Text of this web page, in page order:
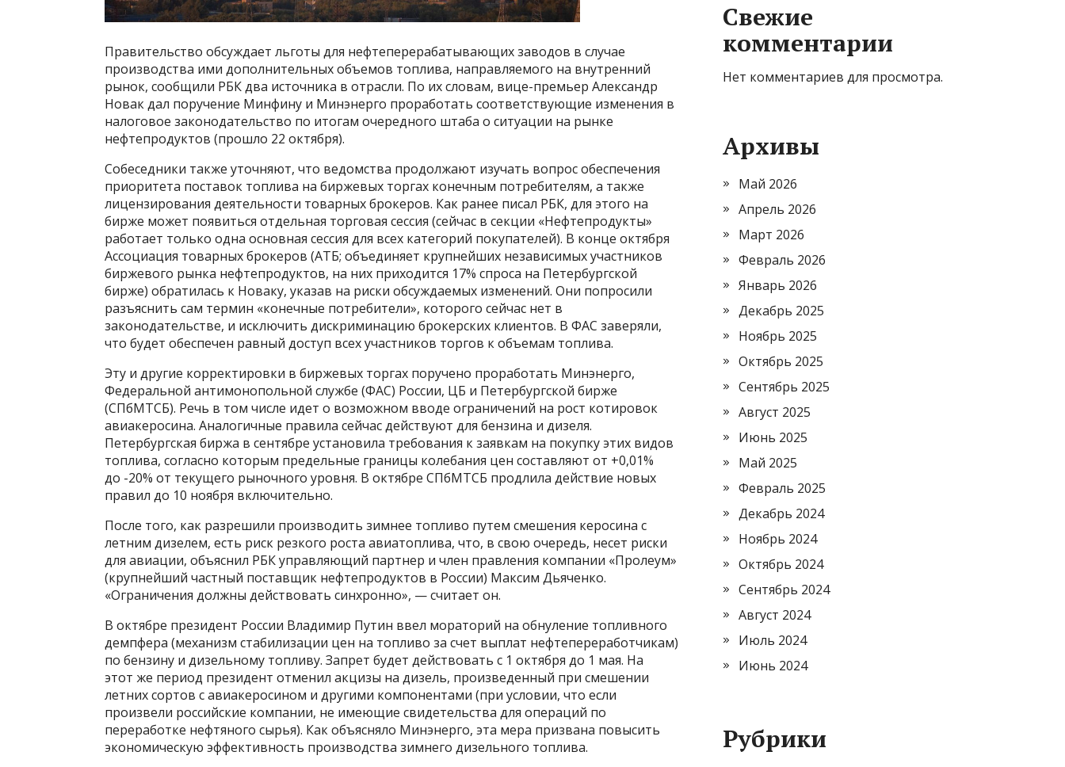
Правительство обсуждает льготы для нефтеперерабатывающих заводов в случае
производства ими дополнительных объемов топлива, направляемого на внутренний
рынок, сообщили РБК два источника в отрасли. По их словам, вице-премьер Александр
Новак дал поручение Минфину и Минэнерго проработать соответствующие изменения в
налоговое законодательство по итогам очередного штаба о ситуации на рынке
нефтепродуктов (прошло 22 октября).
Собеседники также уточняют, что ведомства продолжают изучать вопрос обеспечения
приоритета поставок топлива на биржевых торгах конечным потребителям, а также
лицензирования деятельности товарных брокеров. Как ранее писал РБК, для этого на
бирже может появиться отдельная торговая сессия (сейчас в секции «Нефтепродукты»
работает только одна основная сессия для всех категорий покупателей). В конце октября
Ассоциация товарных брокеров (АТБ; объединяет крупнейших независимых участников
биржевого рынка нефтепродуктов, на них приходится 17% спроса на Петербургской
бирже) обратилась к Новаку, указав на риски обсуждаемых изменений. Они попросили
разъяснить сам термин «конечные потребители», которого сейчас нет в
законодательстве, и исключить дискриминацию брокерских клиентов. В ФАС заверяли,
что будет обеспечен равный доступ всех участников торгов к объемам топлива.
Эту и другие корректировки в биржевых торгах поручено проработать Минэнерго,
Федеральной антимонопольной службе (ФАС) России, ЦБ и Петербургской бирже
(СПбМТСБ). Речь в том числе идет о возможном вводе ограничений на рост котировок
авиакеросина. Аналогичные правила сейчас действуют для бензина и дизеля.
Петербургская биржа в сентябре установила требования к заявкам на покупку этих видов
топлива, согласно которым предельные границы колебания цен составляют от +0,01%
до -20% от текущего рыночного уровня. В октябре СПбМТСБ продлила действие новых
правил до 10 ноября включительно.
После того, как разрешили производить зимнее топливо путем смешения керосина с
летним дизелем, есть риск резкого роста авиатоплива, что, в свою очередь, несет риски
для авиации, объяснил РБК управляющий партнер и член правления компании «Пролеум»
(крупнейший частный поставщик нефтепродуктов в России) Максим Дьяченко.
«Ограничения должны действовать синхронно», — считает он.
В октябре президент России Владимир Путин ввел мораторий на обнуление топливного
демпфера (механизм стабилизации цен на топливо за счет выплат нефтепереработчикам)
по бензину и дизельному топливу. Запрет будет действовать с 1 октября до 1 мая. На
этот же период президент отменил акцизы на дизель, произведенный при смешении
летних сортов с авиакеросином и другими компонентами (при условии, что если
произвели российские компании, не имеющие свидетельства для операций по
переработке нефтяного сырья). Как объясняло Минэнерго, эта мера призвана повысить
экономическую эффективность производства зимнего дизельного топлива.
Свежие
комментарии
Нет комментариев для просмотра.
Архивы
Май 2026
Апрель 2026
Март 2026
Февраль 2026
Январь 2026
Декабрь 2025
Ноябрь 2025
Октябрь 2025
Сентябрь 2025
Август 2025
Июнь 2025
Май 2025
Февраль 2025
Декабрь 2024
Ноябрь 2024
Октябрь 2024
Сентябрь 2024
Август 2024
Июль 2024
Июнь 2024
Рубрики